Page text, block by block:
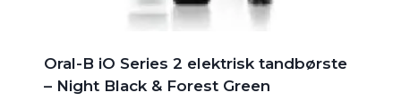
Oral-B iO Series 2 elektrisk tandbørste
– Night Black & Forest Green